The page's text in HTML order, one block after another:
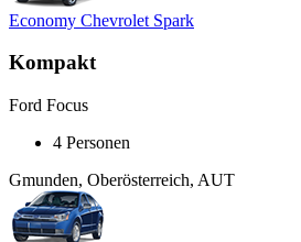
Economy Chevrolet Spark
Kompakt
Ford Focus
4 Personen
Gmunden, Oberösterreich, AUT